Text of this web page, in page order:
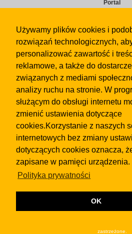
Używamy plików cookies i
rozwiązań technologicznych,
personalizować zawartość i
reklamowe, a także do
związanych z mediami
analizy ruchu na stronie. W
służącym do obsługi internetu
zmienić ustawienia dotyczące
cookies.Korzystanie z naszych
internetowych bez zmiany
dotyczących cookies oznacza,
zapisane w pamięci urządzenia.
Polityka prywatności
OK
Portal
Kontakt
Regulamin
Gazeta
Olkusz
Kontakt
Strefa dla
Biura
Dealerzy i
Skontaktuj się
regulaminuiPolityki
Klauzula FB
© 2026Wydawnictwo NEON sp. z o.o. (dawniej: FIRMA
KRAWCZYK s.c.) z siedzibą w Olkuszu,
zastrzeżone.